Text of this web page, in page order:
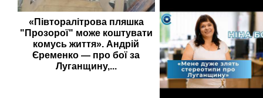
«Півторалітрова пляшка
"Прозорої" може коштувати
комусь життя». Андрій
Єременко — про бої за
Луганщину,...